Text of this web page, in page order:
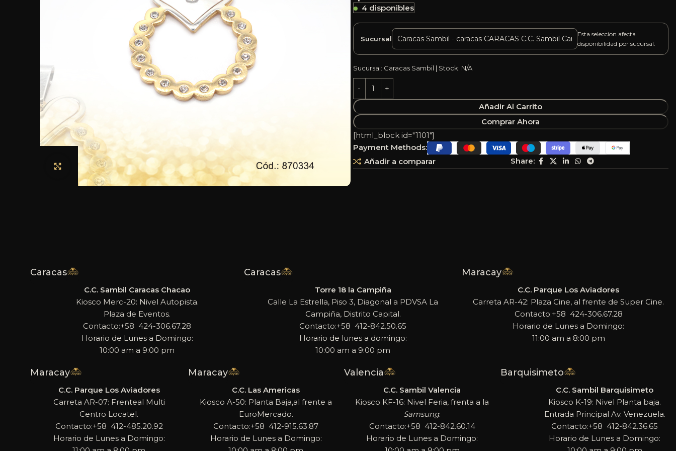
Haga clic para ampliar
4 disponibles
Sucursal
Esta seleccion afecta
disponibilidad por sucursal.
Sucursal: Caracas Sambil | Stock: N/A
Añadir Al Carrito
Comprar Ahora
Añadir a comparar Share:
[html_block id="1101"]
Payment Methods:
Caracas
C.C. Sambil Caracas Chacao
Kiosco Merc-20: Nivel Autopista.
Plaza de Eventos.
Contacto:+58 424-306.67.28
Horario de Lunes a Domingo:
10:00 am a 9:00 pm
Caracas
Torre 18 la Campiña
Calle La Estrella, Piso 3, Diagonal a PDVSA La
Campiña, Distrito Capital.
Contacto:+58 412-842.50.65
Horario de lunes a domingo:
10:00 am a 9:00 pm
Maracay
C.C. Parque Los Aviadores
Carreta AR-42: Plaza Cine, al frente de Super Cine.
Contacto:+58 424-306.67.28
Horario de Lunes a Domingo:
11:00 am a 8:00 pm
Maracay
C.C. Parque Los Aviadores
Carreta AR-07: Frenteal Multi
Centro Locatel.
Contacto:+58 412-485.20.92
Horario de Lunes a Domingo:
Maracay
C.C. Las Americas
Kiosco A-50: Planta Baja,al frente a
EuroMercado.
Contacto:+58 412-915.63.87
Horario de Lunes a Domingo:
Valencia
C.C. Sambil Valencia
Kiosco KF-16: Nivel Feria, frenta a la
Samsung.
Contacto:+58 412-842.60.14
Horario de Lunes a Domingo:
Barquisimeto
C.C. Sambil Barquisimeto
Kiosco K-19: Nivel Planta baja.
Entrada Principal Av. Venezuela.
Contacto:+58 412-842.36.65
Horario de Lunes a Domingo: